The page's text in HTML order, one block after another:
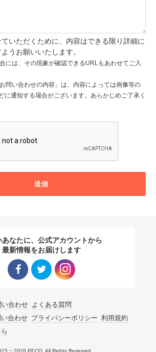
いただくために、内容はできる限り詳細に
うお願いいたします。
には、その現象が確認できるURLもあわせてご入
問い合わせの内容」は、内容によっては画像等の
に通知する場合がございます。あらかじめご了承く
送信
あなたに、公式アカウントから
最新情報をお届けします
い合わせ よくある質問
合わせ プライバシーポリシー 利用規約
~ 2026 PECO. All Rights Reserved.